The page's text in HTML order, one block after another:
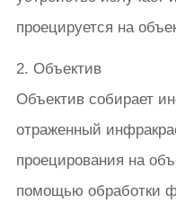
проецируется на
2. Объектив
Объектив собирает
отраженный
проецирования на
помощью обработки